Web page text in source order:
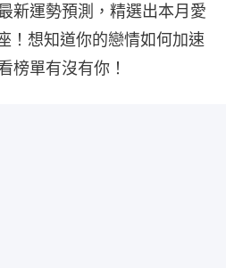
新運勢預測，精選出本月愛
！想知道你的戀情如何加速
榜單有沒有你！